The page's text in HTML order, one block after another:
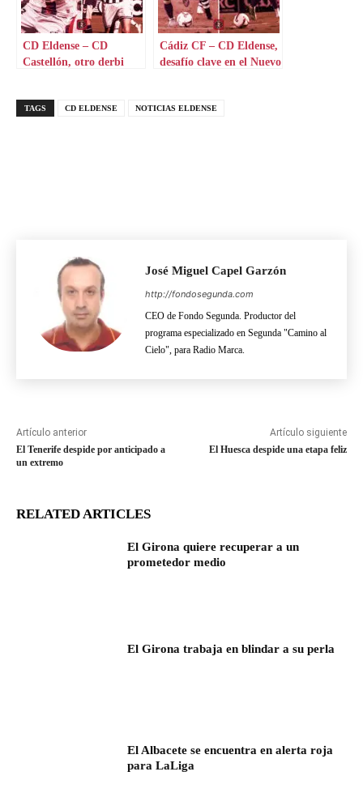
CD Eldense – CD
Castellón, otro derbi
Cádiz CF – CD Eldense,
desafío clave en el Nuevo
TAGS CD ELDENSE NOTICIAS ELDENSE
José Miguel Capel Garzón
http://fondosegunda.com
CEO de Fondo Segunda. Productor del
programa especializado en Segunda "Camino al
Cielo", para Radio Marca.
Artículo anterior
El Tenerife despide por anticipado a
un extremo
Artículo siguiente
El Huesca despide una etapa feliz
RELATED ARTICLES
El Girona quiere recuperar a un
prometedor medio
El Girona trabaja en blindar a su perla
El Albacete se encuentra en alerta roja
para LaLiga